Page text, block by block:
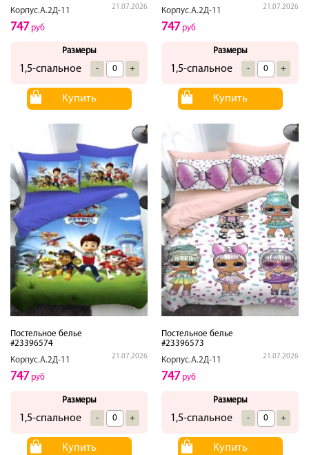
Корпус.А.2Д-11
21.07.2026
747 руб
Размеры
1,5-спальное - +
Купить
Корпус.А.2Д-11
21.07.2026
747 руб
Размеры
1,5-спальное - +
Купить
Постельное белье
#23396574
Корпус.А.2Д-11
21.07.2026
747 руб
Размеры
1,5-спальное - +
Купить
Постельное белье
#23396573
Корпус.А.2Д-11
21.07.2026
747 руб
Размеры
1,5-спальное - +
Купить